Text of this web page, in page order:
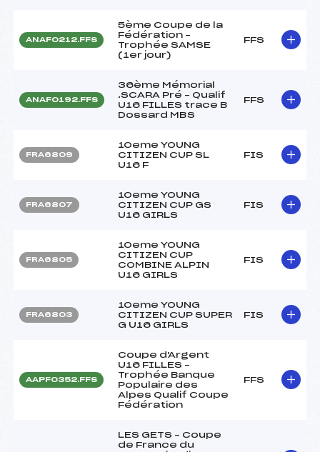
ANAF0212.FFS
5ème Coupe de la
Fédération –
Trophée SAMSE
(1er jour)
FFS
ANAF0192.FFS
36ème Mémorial
.SCARA Pré – Qualif
U16 FILLES trace B
Dossard MBS
FFS
FRA6809
10eme YOUNG
CITIZEN CUP SL
U16 F
FIS
FRA6807
10eme YOUNG
CITIZEN CUP GS
U16 GIRLS
FIS
FRA6805
10eme YOUNG
CITIZEN CUP
COMBINE ALPIN
U16 GIRLS
FIS
FRA6803
10eme YOUNG
CITIZEN CUP SUPER
G U16 GIRLS
FIS
AAPF0352.FFS
Coupe d'Argent
U16 FILLES –
Trophée Banque
Populaire des
Alpes Qualif Coupe
Fédération
FFS
LES GETS – Coupe
de France du